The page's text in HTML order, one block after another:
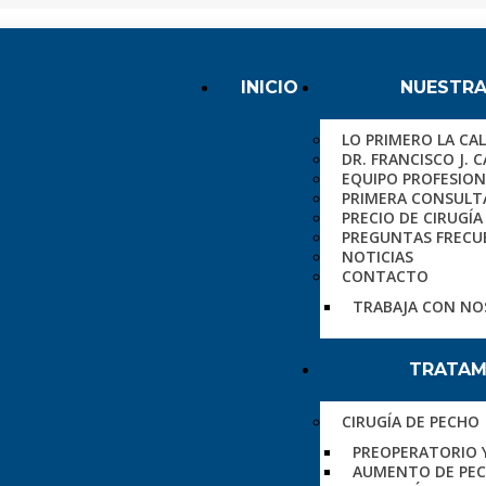
INICIO
LO PRIMERO LA
DR. FRANCISCO J.
EQUIPO
PRIMERA
PRECIO DE
PREGUNTAS
NOTICIAS
CONTACTO
TRABAJA CON
CIRUGÍA DE PECHO
PREOPERATORIO
AUMENTO DE